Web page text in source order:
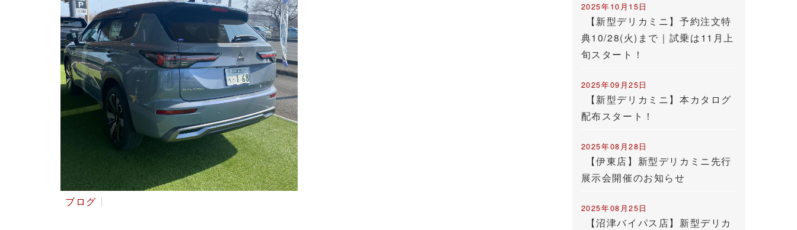
ブログ
2025年10月15日
【新型デリカミニ】予約注文特
典10/28(火)まで｜試乗は11月上
旬スタート！
2025年09月25日
【新型デリカミニ】本カタログ
配布スタート！
2025年08月28日
【伊東店】新型デリカミニ先行
展示会開催のお知らせ
2025年08月25日
【沼津バイパス店】新型デリカ